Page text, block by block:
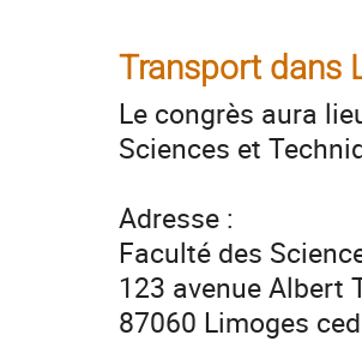
Transport dans
Le congrès aura
Sciences et
Adresse :
Faculté des
123 avenue Albert
87060 Limoges